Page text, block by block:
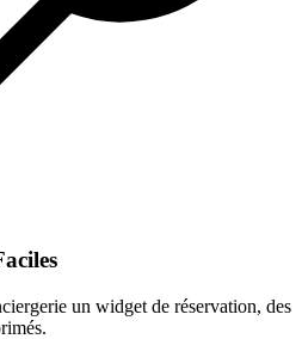
un widget de réservation, des